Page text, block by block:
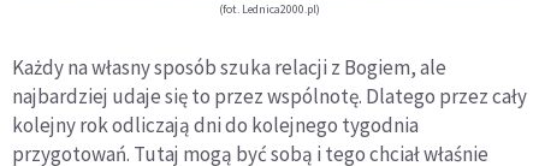
(fot. Lednica2000.pl)
Każdy na własny sposób szuka relacji z Bogiem, ale
najbardziej udaje się to przez wspólnotę. Dlatego przez cały
kolejny rok odliczają dni do kolejnego tygodnia
przygotowań. Tutaj mogą być sobą i tego chciał właśnie